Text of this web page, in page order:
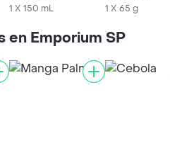
1 X 150 mL
1 X 65 g
en Emporium SP